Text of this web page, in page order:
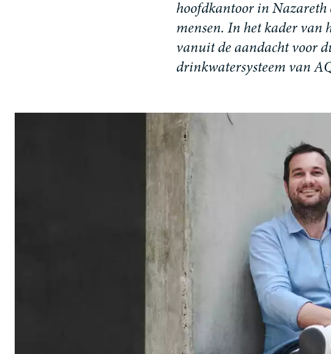
hoofdkantoor in Nazareth
mensen. In het kader van
vanuit de aandacht voor d
drinkwatersysteem van A